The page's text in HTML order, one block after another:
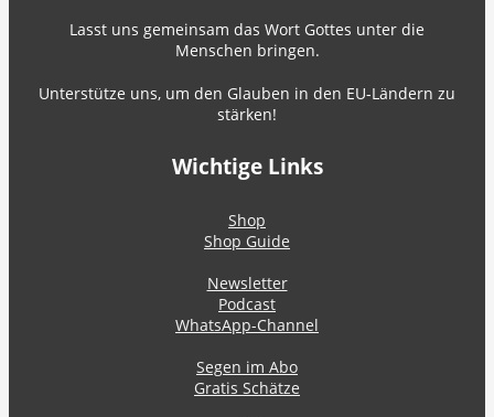
Lasst uns gemeinsam das Wort Gottes unter die
Menschen bringen.
Unterstütze uns, um den Glauben in den EU-Ländern zu
stärken!
Wichtige Links
Shop
Shop Guide
Newsletter
Podcast
WhatsApp-Channel
Segen im Abo
Gratis Schätze